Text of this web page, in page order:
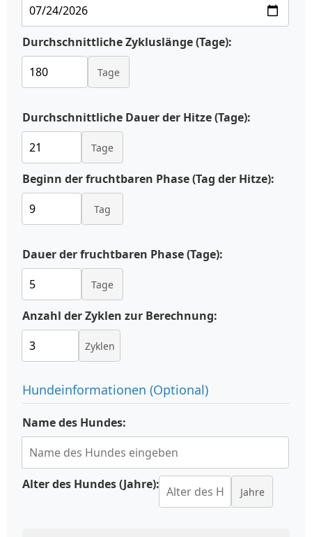
Durchschnittliche Zykluslänge (Tage):
Tage
Durchschnittliche Dauer der Hitze (Tage):
Tage
Beginn der fruchtbaren Phase (Tag der Hitze):
Tag
Dauer der fruchtbaren Phase (Tage):
Tage
Anzahl der Zyklen zur Berechnung:
Zyklen
Hundeinformationen (Optional)
Name des Hundes:
Alter des Hundes (Jahre): Jahre